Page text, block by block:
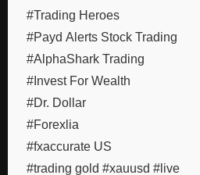
#Trading Heroes
#Payd Alerts Stock Trading
#AlphaShark Trading
#Invest For Wealth
#Dr. Dollar
#Forexlia
#fxaccurate US
#trading gold #xauusd #live